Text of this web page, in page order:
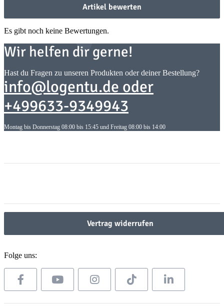
Artikel bewerten
Es gibt noch keine Bewertungen.
Wir helfen dir gerne!
Hast du Fragen zu unseren Produkten oder deiner Bestellung?
info@logentu.de oder
+499633-9349943
Montag bis Donnerstag 08:00 bis 15:45 und Freitag 08:00 bis 14:00
Vertrag widerrufen
Folge uns: